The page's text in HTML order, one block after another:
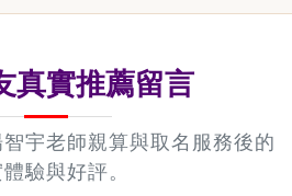
真實推薦留言
宇老師親算與取名服務後的
驗與好評。